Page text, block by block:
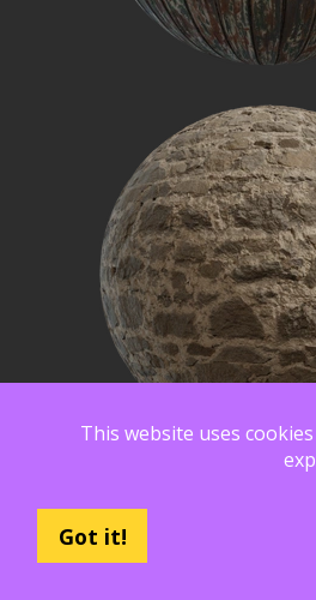
This website uses
Got it!